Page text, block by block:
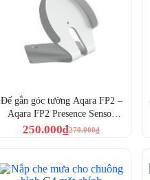
Đế gắn góc tường Aqara FP2 –
Aqara FP2 Presence Sensor
Angle Mount (AC-X01E)
270.000₫
250.000₫